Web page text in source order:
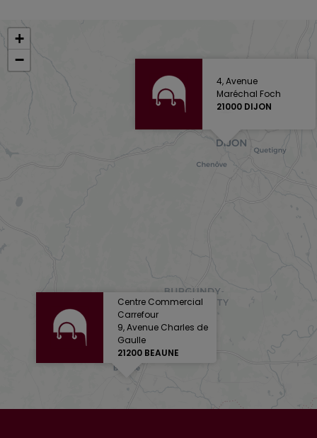
4, Avenue
Maréchal Foch
21000 DIJON
Centre Commercial
Carrefour
9, Avenue Charles de
Gaulle
21200 BEAUNE
+
−